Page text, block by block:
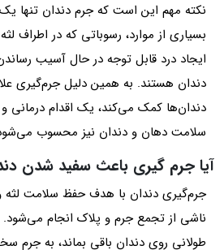
نکته مهم این است که جرم دندان
بسیاری از موارد، رسوباتی که در اطراف
ایجاد درد قابل توجه در حال آسیب
دندان هستند. به همین دلیل جرم‌گیری
دندان‌ها کمک می‌کند، یک اقدام درمانی
سلامت دهان و دندان نیز محسوب
آیا جرم گیری باعث سفید شدن
جرم‌گیری دندان با هدف حفظ سلامت لثه
ناشی از تجمع جرم و پلاک انجام
طولانی روی دندان باقی بماند، به